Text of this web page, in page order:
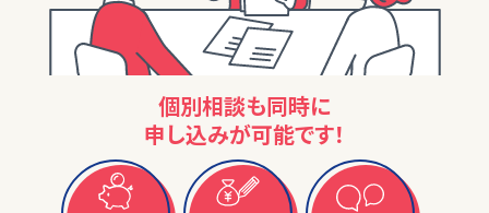
個別相談も同時に
申し込みが可能です！